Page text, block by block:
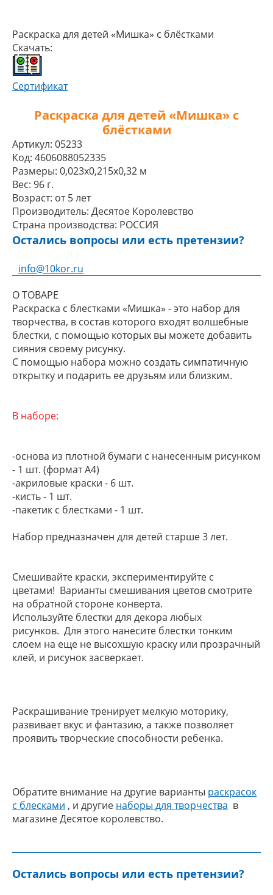
Раскраска для детей «Мишка» с блёстками
Скачать:
Сертификат
Раскраска для детей «Мишка» с
блёстками
Артикул: 05233
Код: 4606088052335
Размеры: 0,023x0,215x0,32 м
Вес: 96 г.
Возраст: от 5 лет
Производитель: Десятое Королевство
Страна производства: РОССИЯ
Остались вопросы или есть претензии?
info@10kor.ru
О ТОВАРЕ
Раскраска с блестками «Мишка» - это набор для
творчества, в состав которого входят волшебные
блестки, с помощью которых вы можете добавить
сияния своему рисунку.
С помощью набора можно создать симпатичную
открытку и подарить ее друзьям или близким.
В наборе:
-основа из плотной бумаги с нанесенным рисунком
- 1 шт. (формат А4)
-акриловые краски - 6 шт.
-кисть - 1 шт.
-пакетик с блестками - 1 шт.
Набор предназначен для детей старше 3 лет.
Смешивайте краски, экспериментируйте с
цветами! Варианты смешивания цветов смотрите
на обратной стороне конверта.
Используйте блестки для декора любых
рисунков. Для этого нанесите блестки тонким
слоем на еще не высохшую краску или прозрачный
клей, и рисунок засверкает.
Раскрашивание тренирует мелкую моторику,
развивает вкус и фантазию, а также позволяет
проявить творческие способности ребенка.
Обратите внимание на другие варианты раскрасок
с блесками , и другие наборы для творчества в
магазине Десятое королевство.
Остались вопросы или есть претензии?